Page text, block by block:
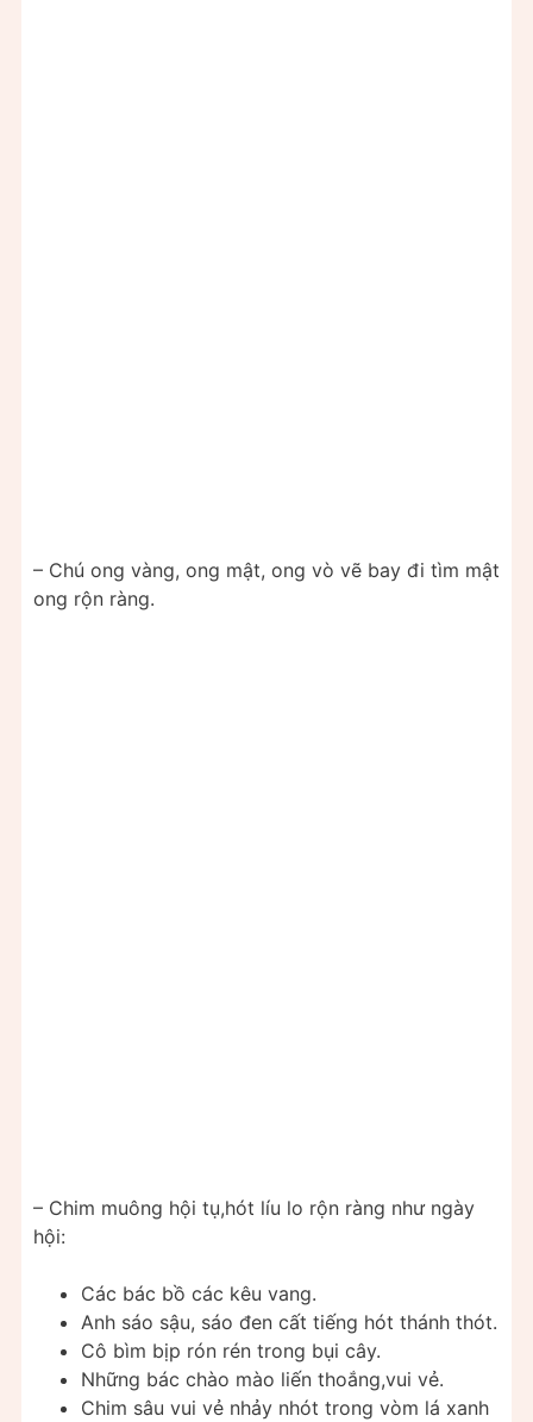
– Chú ong vàng, ong mật, ong vò vẽ bay đi tìm mật
ong rộn ràng.
– Chim muông hội tụ,hót líu lo rộn ràng như ngày
hội:
Các bác bồ các kêu vang.
Anh sáo sậu, sáo đen cất tiếng hót thánh thót.
Cô bìm bịp rón rén trong bụi cây.
Những bác chào mào liến thoắng,vui vẻ.
Chim sâu vui vẻ nhảy nhót trong vòm lá xanh